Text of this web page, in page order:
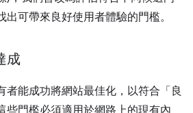
可帶來良好使用者體驗的門檻。
成
者能成功將網站最佳化，以符合「良